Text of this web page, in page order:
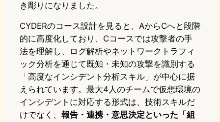
き彫りになりました。
CYDERのコース設計を見ると、AからCへと段階
的に高度化しており、Cコースでは攻撃者の手
法を理解し、ログ解析やネットワークトラフィ
ック分析を通じて既知・未知の攻撃を識別する
「高度なインシデント分析スキル」が中心に据
えられています。最大4人のチームで仮想環境の
インシデントに対応する形式は、技術スキルだ
けでなく、 報告・連携・意思決定といった「組